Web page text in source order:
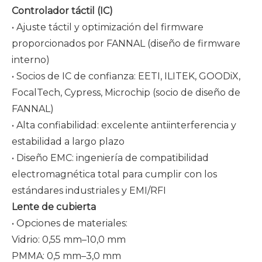
Controlador táctil (IC)
• Ajuste táctil y optimización del firmware
proporcionados por FANNAL (diseño de firmware
interno)
• Socios de IC de confianza: EETI, ILITEK, GOODiX,
FocalTech, Cypress, Microchip (socio de diseño de
FANNAL)
• Alta confiabilidad: excelente antiinterferencia y
estabilidad a largo plazo
• Diseño EMC: ingeniería de compatibilidad
electromagnética total para cumplir con los
estándares industriales y EMI/RFI
Lente de cubierta
• Opciones de materiales:
Vidrio: 0,55 mm–10,0 mm
PMMA: 0,5 mm–3,0 mm